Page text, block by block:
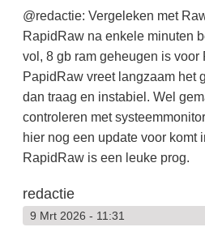
@redactie: Vergeleken met
RapidRaw na enkele minuten
vol, 8 gb ram geheugen is
PapidRaw vreet langzaam het
dan traag en instabiel. Wel
controleren met
hier nog een update voor komt
RapidRaw is een leuke prog.
redactie
9 Mrt 2026 - 11:31